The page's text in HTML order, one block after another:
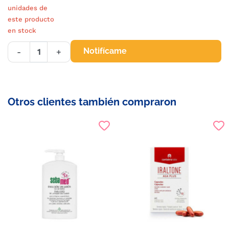
unidades de
este producto
en stock
- + Notifícame
Otros clientes también compraron